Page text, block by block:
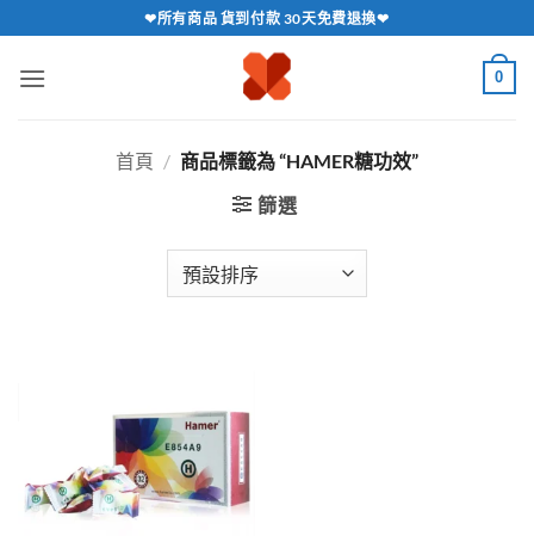
轉
❤所有商品 貨到付款 30天免費退換❤
0
首頁 / 商品標籤為 “HAMER糖功效”
篩選